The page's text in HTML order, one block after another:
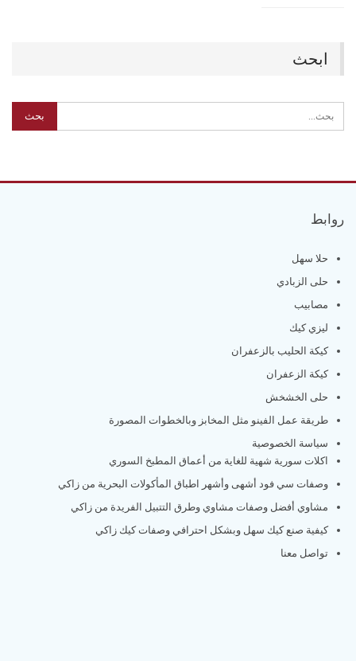
ابحث
روابط
حلا سهل
حلى الزبادي
مصابيب
ليزي كيك
كيكة الحليب بالزعفران
كيكة الزعفران
حلى الخشخش
طريقة عمل الفينو مثل المخابز وبالخطوات المصورة
سياسة الخصوصية
اكلات سورية شهية للغاية من أعماق المطبخ السوري
وصفات سي فود أشهى وأشهر اطباق المأكولات البحرية من زاكي
مشاوي أفضل وصفات مشاوي وطرق التتبيل الفريدة من زاكي
كيفية صنع كيك سهل وبشكل احترافي وصفات كيك زاكي
تواصل معنا